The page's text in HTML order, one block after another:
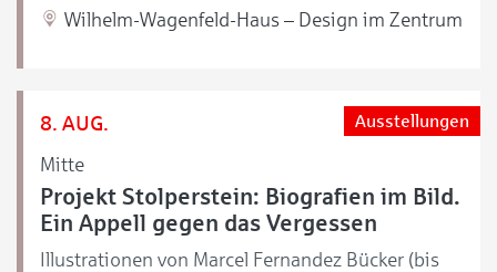
Wilhelm-Wagenfeld-Haus – Design im Zentrum
8. AUG.
Mitte
Ausstellungen
Projekt Stolperstein: Biografien im Bild.
Ein Appell gegen das Vergessen
Illustrationen von Marcel Fernandez Bücker (bis